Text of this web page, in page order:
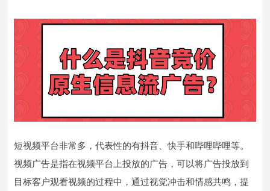
短视频平台非常多，代表性的有抖音、快手和哔哩哔哩等。
视频广告是指在视频平台上投放的广告，可以将广告投放到
目标客户观看视频的过程中，通过视觉冲击和情感共鸣，提